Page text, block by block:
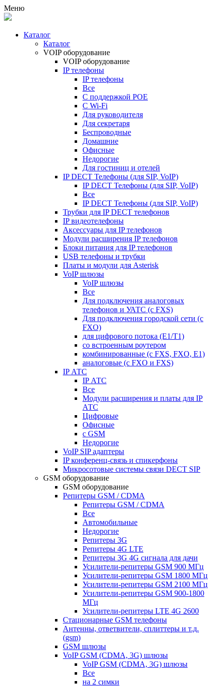
Меню
Каталог
Каталог
VOIP оборудование
VOIP оборудование
IP телефоны
IP телефоны
Все
С поддержкой POE
C Wi-Fi
Для руководителя
Для секретаря
Беспроводные
Домашние
Офисные
Недорогие
Для гостиниц и отелей
IP DECT Телефоны (для SIP, VoIP)
IP DECT Телефоны (для SIP, VoIP)
Все
IP DECT Телефоны (для SIP, VoIP)
Трубки для IP DECT телефонов
IP видеотелефоны
Аксессуары для IP телефонов
Модули расширения IP телефонов
Блоки питания для IP телефонов
USB телефоны и трубки
Платы и модули для Asterisk
VoIP шлюзы
VoIP шлюзы
Все
Для подключения аналоговых
телефонов и УАТС (с FXS)
Для подключения городской сети (с
FXO)
для цифрового потока (E1/T1)
со встроенным роутером
комбинированные (c FXS, FXO, E1)
аналоговые (с FXO и FXS)
IP АТС
IP АТС
Все
Модули расширения и платы для IP
АТС
Цифровые
Офисные
с GSM
Недорогие
VoIP SIP адаптеры
IP конференц-связь и спикерфоны
Микросотовые системы связи DECT SIP
GSM оборудование
GSM оборудование
Репитеры GSM / CDMA
Репитеры GSM / CDMA
Все
Автомобильные
Недорогие
Репитеры 3G
Репитеры 4G LTE
Репитеры 3G 4G сигнала для дачи
Усилители-репитеры GSM 900 МГц
Усилители-репитеры GSM 1800 МГц
Усилители-репитеры GSM 2100 МГц
Усилители-репитеры GSM 900-1800
МГц
Усилители-репитеры LTE 4G 2600
Стационарные GSM телефоны
Антенны, ответвители, сплиттеры и т.д.
(gsm)
GSM шлюзы
VoIP GSM (CDMA, 3G) шлюзы
VoIP GSM (CDMA, 3G) шлюзы
Все
на 2 симки